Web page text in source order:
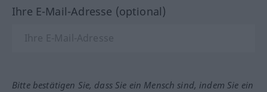
Ihre E-Mail-Adresse (optional)
Bitte bestätigen Sie, dass Sie ein Mensch sind, indem Sie ein